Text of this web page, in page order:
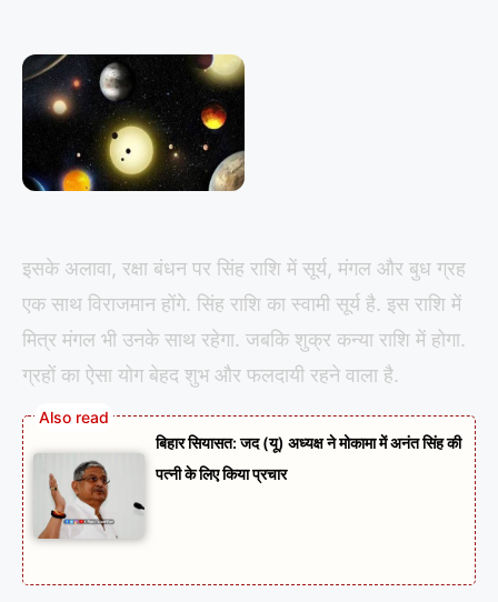
इसके अलावा, रक्षा बंधन पर सिंह राशि में सूर्य, मंगल और बुध ग्रह
एक साथ विराजमान होंगे. सिंह राशि का स्वामी सूर्य है. इस राशि में
मित्र मंगल भी उनके साथ रहेगा. जबकि शुक्र कन्या राशि में होगा.
ग्रहों का ऐसा योग बेहद शुभ और फलदायी रहने वाला है.
बिहार सियासत: जद (यू) अध्यक्ष ने मोकामा में अनंत सिंह की
पत्नी के लिए किया प्रचार